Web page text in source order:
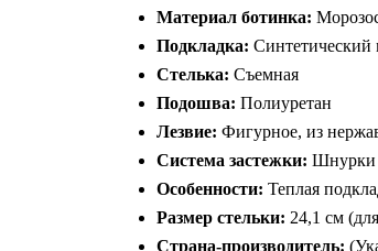
Материал ботинка:
Подкладка: Синтетический
Стелька: Съемная
Подошва: Полиуретан
Лезвие: Фигурное, из
Система застежки: Шнурки
Особенности: Теплая
Размер стельки: 24,1 см
Страна-производитель: